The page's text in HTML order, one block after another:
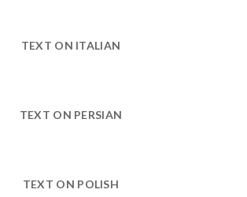
TEXT ON ITALIAN
TEXT ON PERSIAN
TEXT ON POLISH